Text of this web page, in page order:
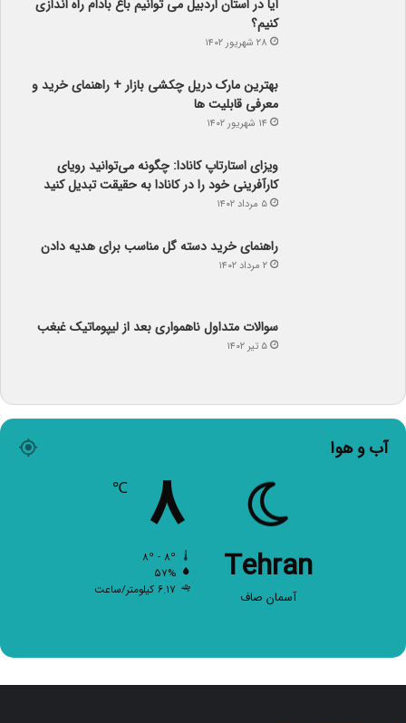
کنیم؟
۲۸ شهریور ۱۴۰۲
معرفی قابلیت ها
۱۴ شهریور ۱۴۰۲
کارآفرینی خود را در کانادا به حقیقت تبدیل کنید
۵ مرداد ۱۴۰۲
راهنمای خرید دسته گل مناسب برای هدیه دادن
سوالات متداول ناهمواری بعد از لیپوماتیک غبغب
Tehran
۸
۸º - ۸º
۵۷%